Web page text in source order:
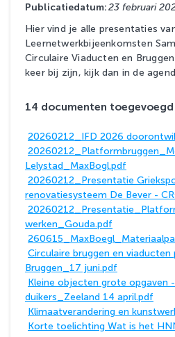
Publicatiedatum:23 februari
Hier vind je alle presentaties
Leernetwerkbijeenkomsten
Circulaire Viaducten en
keer bij zijn, kijk dan in de
14 documenten toegevoegd
20260212_IFD 2026
Lelystad_MaxBogl.pdf
20260212_Presentatie
renovatiesysteem De Bever -
werken_Gouda.pdf
Circulaire bruggen en
Bruggen_17 juni.pdf
Kleine objecten grote opgaven
duikers_Zeeland 14 april.pdf
Klimaatverandering en
Korte toelichting Wat is het